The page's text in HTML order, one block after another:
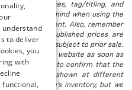
include taxes, tag/titling, and
this fact in mind when using the
your payment. Also, remember
credit. Published prices are
all inventory is subject to prior sale.
from our website as soon as
you should call to confirm that the
Vehicles shown at different
in our store's inventory, but we
understand
to deliver
you
with